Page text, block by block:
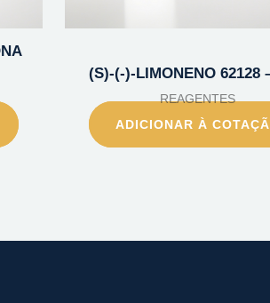
(S)-(-)-LIMONENO 62128
REAGENTES
ADICIONAR À